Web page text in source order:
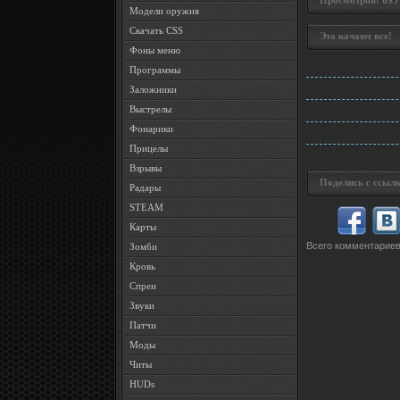
Модели оружия
Скачать CSS
Фоны меню
Программы
Заложники
Выстрелы
Фонарики
Прицелы
Взрывы
Радары
STEAM
Карты
Зомби
Кровь
Спреи
Звуки
Патчи
Моды
Читы
HUDs
Эта качают все!
Поделись с
Всего комментариев